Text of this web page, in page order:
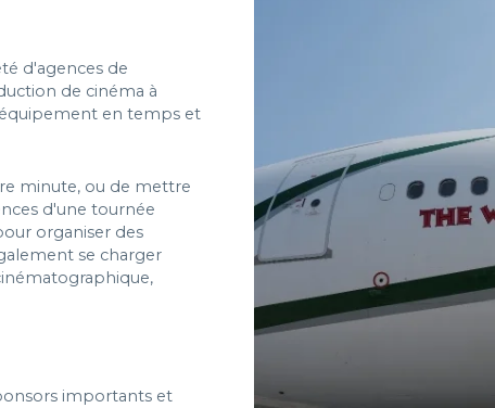
d'agences de
de cinéma à
en temps et
minute, ou de mettre
d'une tournée
organiser des
se charger
importants et